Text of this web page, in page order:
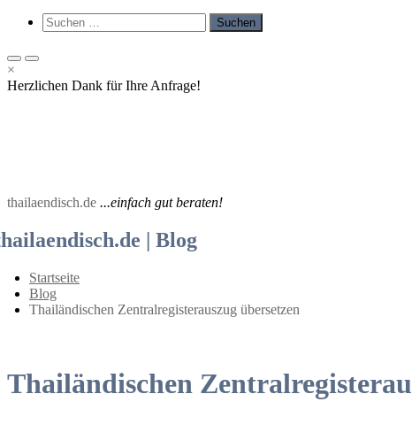
Such-
Formular
Suchen
nach:
Primäres
Menü
für
Primäres
Menü
für
×
Herzlichen Dank für Ihre Anfrage!
thailaendisch.de ...einfach gut beraten!
| Blog
Startseite
Blog
Thailändischen Zentralregisterauszug übersetzen
Thailändischen